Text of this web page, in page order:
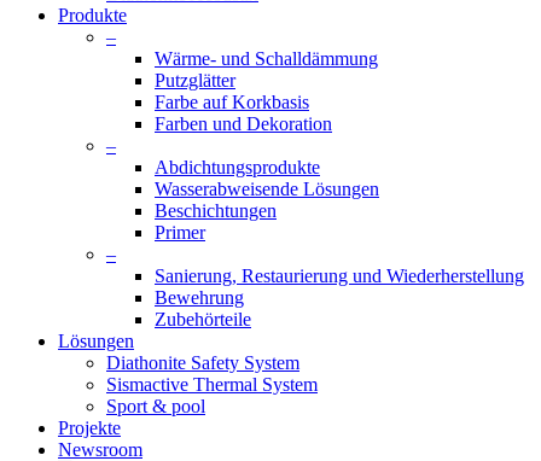
Produkte
–
Wärme- und Schalldämmung
Putzglätter
Farbe auf Korkbasis
Farben und Dekoration
–
Abdichtungsprodukte
Wasserabweisende Lösungen
Beschichtungen
Primer
–
Sanierung, Restaurierung und Wiederherstellung
Bewehrung
Zubehörteile
Lösungen
Diathonite Safety System
Sismactive Thermal System
Sport & pool
Projekte
Newsroom